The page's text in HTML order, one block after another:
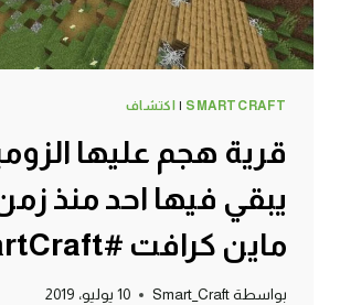
SMARTCRAFT
| اكتشاف
قرية هجم عليها
يبقي فيها احد منذ
ماين كرافت #SmartCraft
بواسطة Smart_Craft 10 يوليو، 2019